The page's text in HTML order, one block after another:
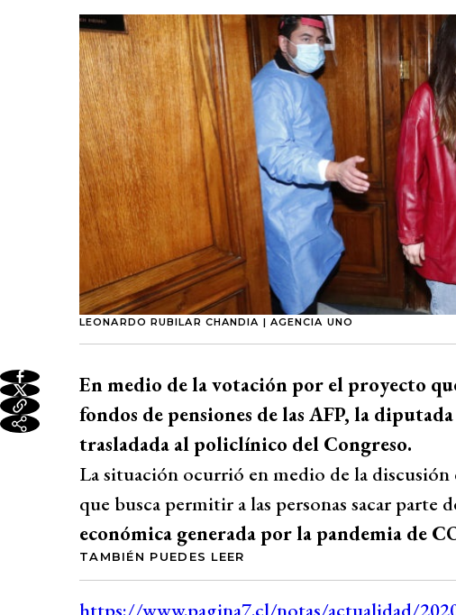
LEONARDO RUBILAR CHANDIA | AGENCIA UNO
En medio de la votación por el proyecto
fondos de pensiones de las AFP, la
trasladada al policlínico del Congreso.
La situación ocurrió en medio de la
que busca permitir a las personas sacar parte
económica generada por la pandemia de
TAMBIÉN PUEDES LEER